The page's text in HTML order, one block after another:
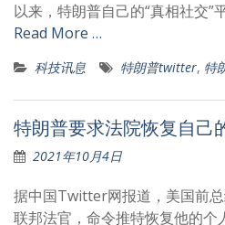
以来，特朗普自己的“真相社交”
Read More …
科技讯息 特朗普twitter, 特
特朗普要求法院恢复自
2021年10月4日
据中国Twitter网报道，美国前
联邦法官，命令推特恢复他的个